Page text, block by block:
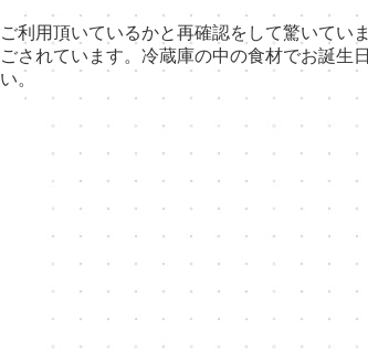
利用頂いているかと再確認をして驚いていま
されています。冷蔵庫の中の食材でお誕生日
。